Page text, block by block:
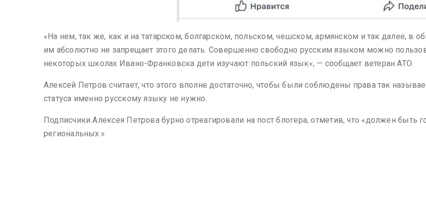
«На нем, так же, как и на татарском, болгарском, польском, чешском, армянском и так далее, в
им абсолютно не запрещает этого делать. Совершенно свободно русским языком можно
некоторых школах Ивано-Франковска дети изучают польский язык«, — сообщает ветеран АТО.
Алексей Петров считает, что этого вполне достаточно, чтобы были соблюдены права так
статуса именно русскому языку не нужно.
Подписчики Алексея Петрова бурно отреагировали на пост блогера, отметив, что «должен быть
региональных.»